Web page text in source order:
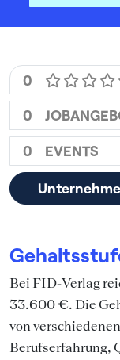
0
0
0 EVENTS
Bei FID-Verlag
33.600 €. Die
von
Berufserfahrung,